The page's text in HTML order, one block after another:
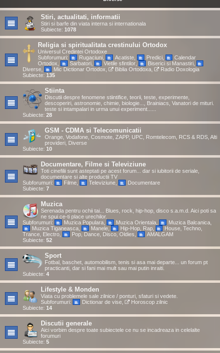
Stiri, actualitati, informatii
Stiri si barfe din viata interna si internationala
Subiecte: 1078
Religia si spiritualitata crestinului Ortodox
Universul Credintei Ortodoxe
Subforumuri:
Rugaciuni, Acatiste, Predici,
Calendar
Ortodox
Sarbatori, Vietile sfintilor, Biserici si Manastiri,
Diverse
Mic Dictionar Ortodox Biblia Ortodoxa,
Radio Doxologia
Subiecte: 135
Stiinta
Discutii despre fenomene stiintifice, teorii, teste, experimente,
descoperiri, astronomie, chimie, biologie..., Brainiacs, Vanatori de mituri.
teste si intampalari in urma unui experiment......
Subiecte: 28
GSM - CDMA si Telecomunicatii
Orange, Vodafone, Cosmote, ZAPP, UPC, Romtelecom, RCS & RDS, Alti
provideri, Diverse
Subiecte: 10
Documentare, Filme si Televiziune
Toti cinefilii sunt asteptati pe acest forum... dar si iubitorii de seriale,
documentare si alte productii TV
Subforumuri:
Filme, Televiziune,
Documentare
Subiecte: 7
Muzica
Serenada pentru ochii tai... Blues, rock, hip-hop, disco s.a.m.d. Aici poti sa
ne spui ce-ti place urechilor.
Subforumuri:
Muzica Populara, Muzica Orientala, Muzica Balcanica,
Muzica Tiganeasca, Manele, Hip-Hop, Rap,
House, Techno,
Trance, Electro
Pop, Dance, Disco, Oldies
AMALGAM
Subiecte: 52
Sport
Fotbal, baschet, automobilism, tenis si asa mai departe... un forum pt
practicanti, dar si fani mai mult sau mai putin inraiti.
Subiecte: 4
Lifestyle & Monden
Viata cu problemele sale zilnice / ponturi, sfaturi si vedete.
Subforumuri:
Dictionar de vise,
Horoscop zilnic
Subiecte: 14
Discutii generale
Aici vorbim despre toate subiectele ce nu se incadreaza in celelalte
forumuri
Subiecte: 5